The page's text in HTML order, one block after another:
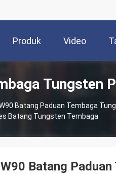
Produk Video
Tungsten
Batang Paduan Tembaga
Batang Tungsten Tembaga
Batang